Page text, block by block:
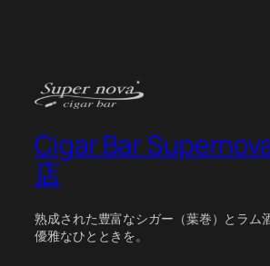
Cigar Bar
店
熟成された豊富なシガー（葉巻）とラム
優雅なひとときを。